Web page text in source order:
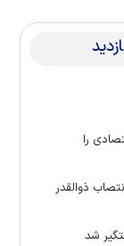
را
ذوالقدر
شد